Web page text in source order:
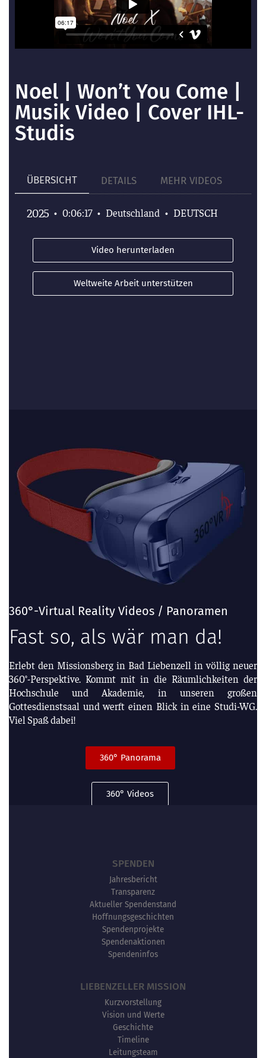
Noel | Won’t You Come |
Musik Video | Cover IHL-
Studis
ÜBERSICHT DETAILS MEHR VIDEOS
2025 • 0:06:17 • Deutschland • DEUTSCH
Video herunterladen
Weltweite Arbeit unterstützen
360°-Virtual Reality Videos / Panoramen
Fast so, als wär man da!
Erlebt den Missionsberg in Bad Liebenzell in völlig neuer
360°-Perspektive. Kommt mit in die Räumlichkeiten der
Hochschule und Akademie, in unseren großen
Gottesdienstsaal und werft einen Blick in eine Studi-WG.
Viel Spaß dabei!
360° Panorama
360° Videos
SPENDEN
Jahresbericht
Transparenz
Aktueller Spendenstand
Hoffnungsgeschichten
Spendenprojekte
Spendenaktionen
Spendeninfos
LIEBENZELLER MISSION
Kurzvorstellung
Vision und Werte
Geschichte
Timeline
Leitungsteam